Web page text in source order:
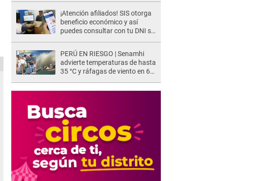
¡Atención afiliados! SIS otorga
beneficio económico y así
puedes consultar con tu DNI si
PERÚ EN RIESGO | Senamhi
advierte temperaturas de hasta
35 °C y ráfagas de viento en 6